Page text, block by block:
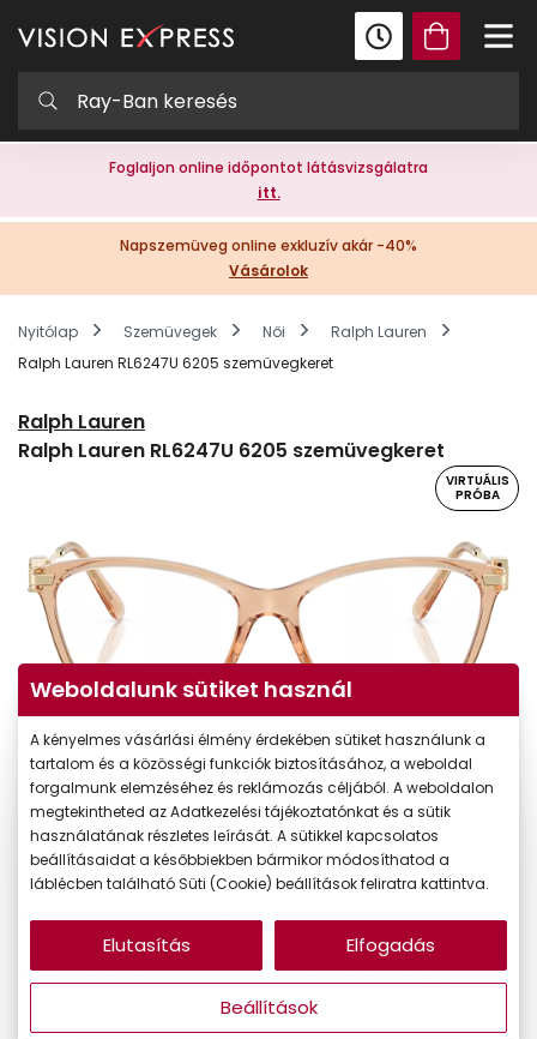
Foglaljon online időpontot látásvizsgálatra
itt.
Napszemüveg online exkluzív akár -40%
Vásárolok
Nyitólap Szemüvegek Női
Ralph Lauren
Ralph Lauren RL6247U 6205 szemüvegkeret
Ralph Lauren
Ralph Lauren RL6247U 6205 szemüvegkeret
VIRTUÁLIS
PRÓBA
Ár: 110.990 Ft
A feltűntetett ár a szemüvegkeretre vonatkozik.
Online megvásárolható
Készleten
Weboldalunk sütiket használ
A kényelmes vásárlási élmény érdekében sütiket használunk a
tartalom és a közösségi funkciók biztosításához, a weboldal
forgalmunk elemzéséhez és reklámozás céljából. A weboldalon
megtekintheted az Adatkezelési tájékoztatónkat és a sütik
használatának részletes leírását. A sütikkel kapcsolatos
beállításaidat a későbbiekben bármikor módosíthatod a
láblécben található Süti (Cookie) beállítások feliratra kattintva.
Beállítások
Elutasítás Elfogadás